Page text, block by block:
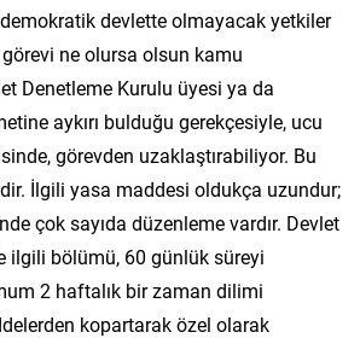
devlette olmayacak yetkiler
görevi ne olursa olsun kamu
Denetleme Kurulu üyesi ya da
aykırı bulduğu gerekçesiyle, ucu
görevden uzaklaştırabiliyor. Bu
İlgili yasa maddesi oldukça uzundur;
çok sayıda düzenleme vardır. Devlet
ilgili bölümü, 60 günlük süreyi
2 haftalık bir zaman dilimi
kopartarak özel olarak